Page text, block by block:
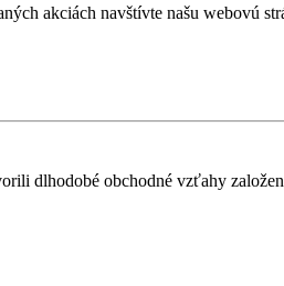
akciách navštívte našu webovú
dlhodobé obchodné vzťahy